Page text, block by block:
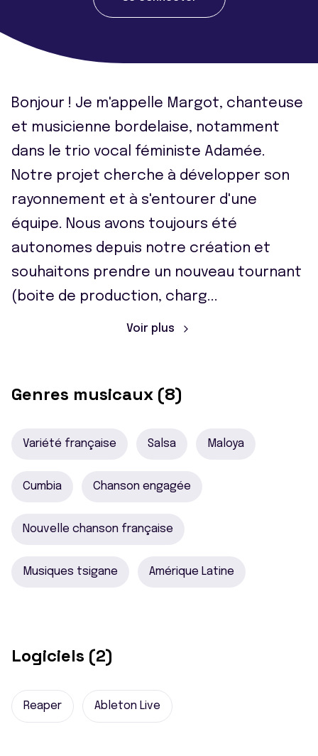
Bonjour ! Je m'appelle Margot, chanteuse
et musicienne bordelaise, notamment
dans le trio vocal féministe Adamée.
Notre projet cherche à développer son
rayonnement et à s'entourer d'une
équipe. Nous avons toujours été
autonomes depuis notre création et
souhaitons prendre un nouveau tournant
(boite de production, charg...
Voir plus
Genres musicaux (8)
Variété française Salsa Maloya
Cumbia Chanson engagée
Nouvelle chanson française
Musiques tsigane Amérique Latine
Logiciels (2)
Reaper Ableton Live